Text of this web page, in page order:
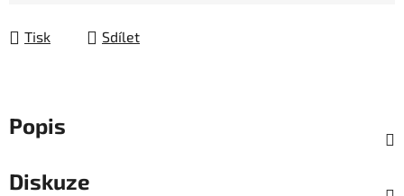
Tisk Sdílet
Popis
Diskuze